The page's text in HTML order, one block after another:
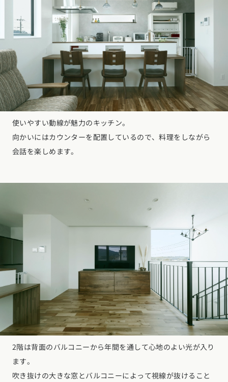
使いやすい動線が魅力のキッチン。
向かいにはカウンターを配置しているので、料理をしながら
会話を楽しめます。
2階は背面のバルコニーから年間を通して心地のよい光が入り
ます。
吹き抜けの大きな窓とバルコニーによって視線が抜けること